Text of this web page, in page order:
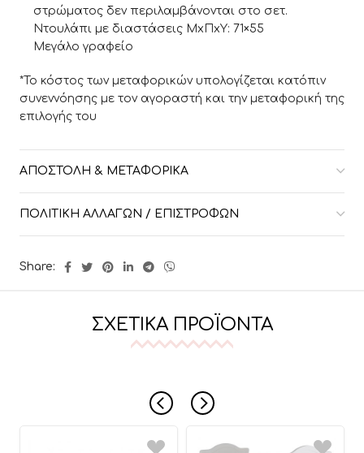
στρώματος δεν περιλαμβάνονται στο σετ.
Ντουλάπι με διαστάσεις ΜxΠxΥ: 71×55
Μεγάλο γραφείο
*Το κόστος των μεταφορικών υπολογίζεται κατόπιν
συνεννόησης με τον αγοραστή και την μεταφορική της
επιλογής του
ΑΠΟΣΤΟΛΉ & ΜΕΤΑΦΟΡΙΚΆ
ΠΟΛΙΤΙΚΉ ΑΛΛΑΓΏΝ / ΕΠΙΣΤΡΟΦΏΝ
Share:
ΣΧΕΤΙΚΆ ΠΡΟΪΌΝΤΑ